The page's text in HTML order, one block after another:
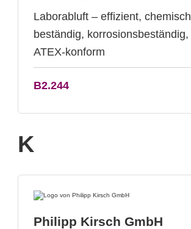
Laborabluft – effizient, chemisch
beständig, korrosionsbeständig,
ATEX-konform
B2.244
K
Philipp Kirsch GmbH